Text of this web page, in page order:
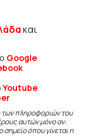
και
Google
Youtube
των πληροφοριών του
αυτών μόνο αν:
σημείο όπου γίνεται η